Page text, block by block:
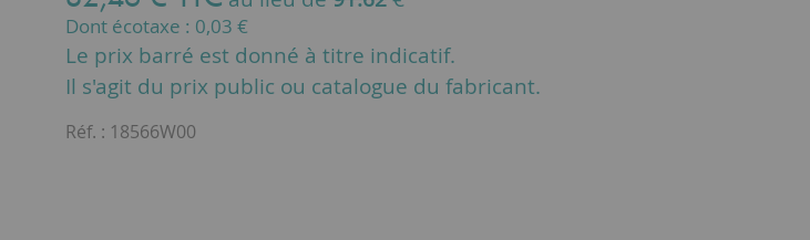
Dont écotaxe : 0,03 €
Le prix barré est donné à titre indicatif.
Il s'agit du prix public ou catalogue du fabricant.
Réf. : 18566W00